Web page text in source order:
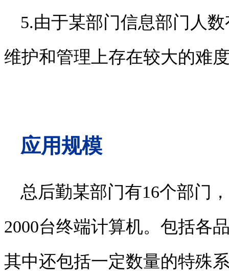
5.由于某部门信息部门人
维护和管理上存在较大的难
应用规模
总后勤某部门有16个部门，
2000台终端计算机。包括各
其中还包括一定数量的特殊